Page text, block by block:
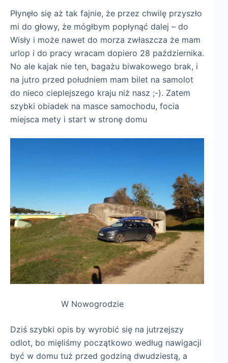
Płynęło się aż tak fajnie, że przez chwilę przyszło
mi do głowy, że mógłbym popłynąć dalej – do
Wisły i może nawet do morza zwłaszcza że mam
urlop i do pracy wracam dopiero 28 października.
No ale kajak nie ten, bagażu biwakowego brak, i
na jutro przed południem mam bilet na samolot
do nieco cieplejszego kraju niż nasz ;-). Zatem
szybki obiadek na masce samochodu, focia
miejsca mety i start w stronę domu
W Nowogrodzie
Dziś szybki opis by wyrobić się na jutrzejszy
odlot, bo mięliśmy początkowo według nawigacji
być w domu tuż przed godziną dwudziestą, a